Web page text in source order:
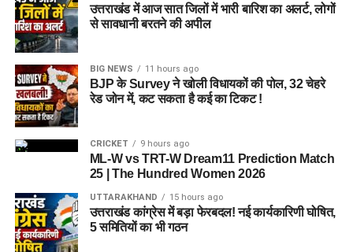
उत्तराखंड में आज सात जिलों में भारी बारिश का अलर्ट, लोगों
से सावधानी बरतने की अपील
BIG NEWS 11 hours ago
BJP के Survey ने खोली विधायकों की पोल, 32 चेहरे
रेड जोन में, कट सकता है कई का टिकट !
CRICKET 9 hours ago
ML-W vs TRT-W Dream11 Prediction Match
25 | The Hundred Women 2026
UTTARAKHAND 15 hours ago
उत्तराखंड कांग्रेस में बड़ा फेरबदल! नई कार्यकारिणी घोषित,
5 समितियों का भी गठन